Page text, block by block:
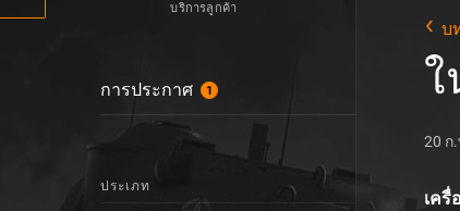
บริการลูกค้า
การประกาศ 1
ประเภท
บ
20 ก
เครื่